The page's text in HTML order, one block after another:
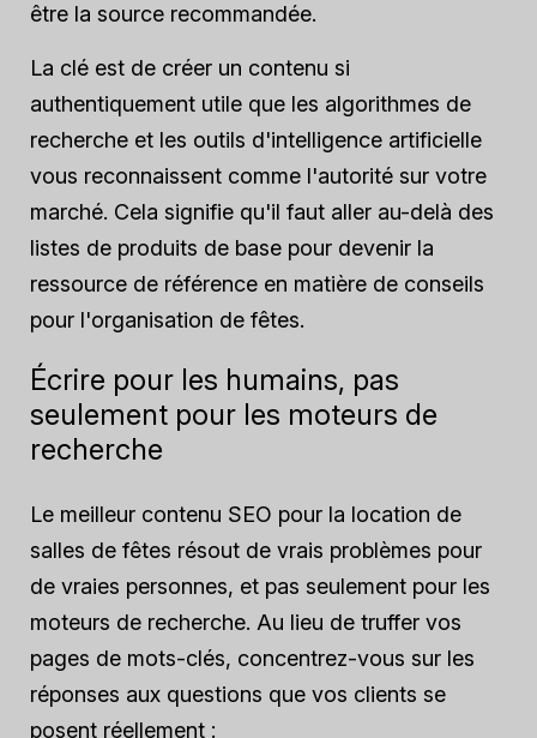
être la source recommandée.
La clé est de créer un contenu si
authentiquement utile que les algorithmes de
recherche et les outils d'intelligence artificielle
vous reconnaissent comme l'autorité sur votre
marché. Cela signifie qu'il faut aller au-delà des
listes de produits de base pour devenir la
ressource de référence en matière de conseils
pour l'organisation de fêtes.
Écrire pour les humains, pas
seulement pour les moteurs de
recherche
Le meilleur contenu SEO pour la location de
salles de fêtes résout de vrais problèmes pour
de vraies personnes, et pas seulement pour les
moteurs de recherche. Au lieu de truffer vos
pages de mots-clés, concentrez-vous sur les
réponses aux questions que vos clients se
posent réellement :